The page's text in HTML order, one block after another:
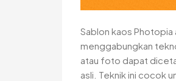
Sablon kaos Photopia
menggabungkan
atau foto dapat
asli. Teknik ini cocok